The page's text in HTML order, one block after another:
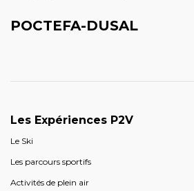
POCTEFA-DUSAL
Les Expériences P2V
Le Ski
Les parcours sportifs
Activités de plein air